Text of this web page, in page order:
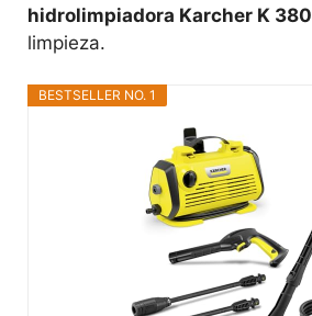
hidrolimpiadora Karcher K 380
limpieza.
BESTSELLER NO. 1